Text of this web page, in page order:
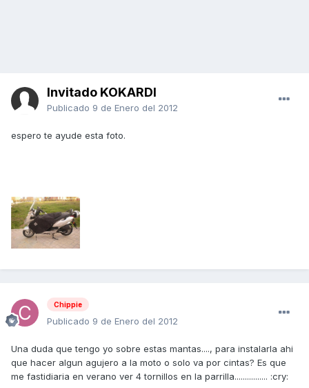
Invitado KOKARDI
Publicado 9 de Enero del 2012
espero te ayude esta foto.
Chippie
Publicado 9 de Enero del 2012
Una duda que tengo yo sobre estas mantas...., para instalarla ahi
que hacer algun agujero a la moto o solo va por cintas? Es que
me fastidiaria en verano ver 4 tornillos en la parrilla................ :cry: